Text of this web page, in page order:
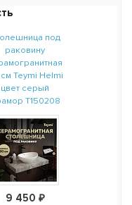
под
раковину
Teymi Helmi
цвет серый
T150208
9 450 ₽